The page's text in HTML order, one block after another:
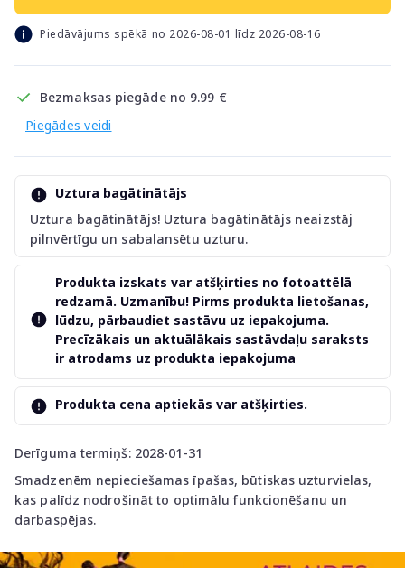
Piedāvājums spēkā no 2026-08-01 līdz 2026-08-16
Bezmaksas piegāde no 9.99 €
Piegādes veidi
Derīguma termiņš: 2028-01-31
Smadzenēm nepieciešamas īpašas, būtiskas uzturvielas,
kas palīdz nodrošināt to optimālu funkcionēšanu un
darbaspējas.
Uztura bagātinātājs
Uztura bagātinātājs! Uztura bagātinātājs neaizstāj
pilnvērtīgu un sabalansētu uzturu.
Produkta izskats var atšķirties no fotoattēlā
redzamā. Uzmanību! Pirms produkta lietošanas,
lūdzu, pārbaudiet sastāvu uz iepakojuma.
Precīzākais un aktuālākais sastāvdaļu saraksts
ir atrodams uz produkta iepakojuma
Produkta cena aptiekās var atšķirties.